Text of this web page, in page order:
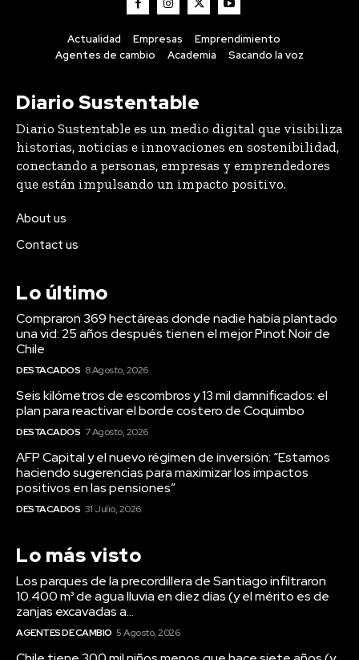
Actualidad Empresas
Emprendimiento
Agentes de cambio
Academia Sacando la voz
Diario Sustentable
Diario Sustentable es un medio digital que visibiliza
historias, noticias e innovaciones en sostenibilidad,
conectando a personas, empresas y emprendedores
que están impulsando un impacto positivo.
About us
Contact us
Lo último
Compraron 369 hectáreas donde nadie había plantado
una vid: 25 años después tienen el mejor Pinot Noir de
Chile
DESTACADOS 8 Agosto, 2026
Seis kilómetros de escombros y 13 mil damnificados: el
plan para reactivar el borde costero de Coquimbo
DESTACADOS 7 Agosto, 2026
AFP Capital y el nuevo régimen de inversión: “Estamos
haciendo sugerencias para maximizar los impactos
positivos en las pensiones”
DESTACADOS 31 Julio, 2026
Lo más visto
Los parques de la precordillera de Santiago infiltraron
10.400 m³ de agua lluvia en diez días (y el mérito es de
zanjas excavadas a...
AGENTES DE CAMBIO 5 Agosto, 2026